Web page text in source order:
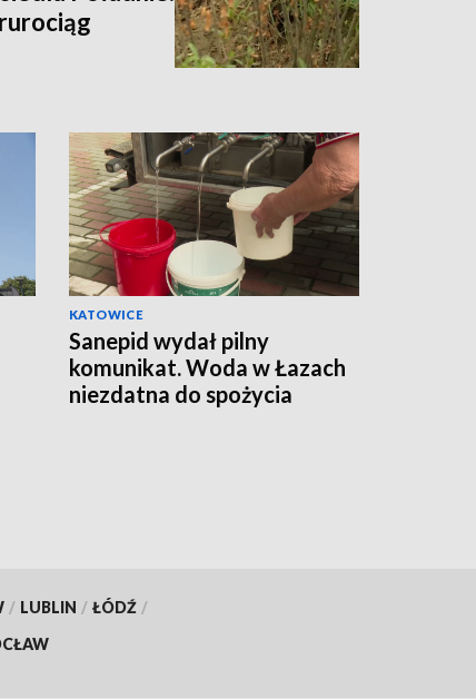
KATOWICE
Sanepid wydał pilny
komunikat. Woda w Łazach
niezdatna do spożycia
/ LUBLIN / ŁÓDŹ /